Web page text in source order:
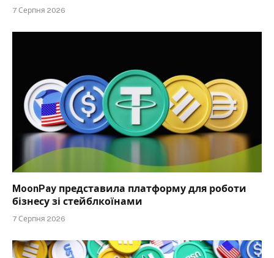
7 Серпня 2026
MoonPay представила платформу для роботи
бізнесу зі стейблкоїнами
7 Серпня 2026